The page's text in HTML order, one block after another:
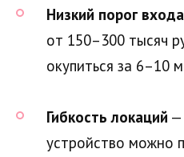
Низкий порог входа
от 150–300 тысяч
окупиться за 6–10
Гибкость локаций —
устройство можно